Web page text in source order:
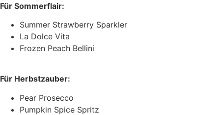
Für Sommerflair:
Summer Strawberry Sparkler
La Dolce Vita
Frozen Peach Bellini
Für Herbstzauber:
Pear Prosecco
Pumpkin Spice Spritz